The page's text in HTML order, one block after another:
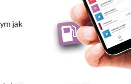
jak